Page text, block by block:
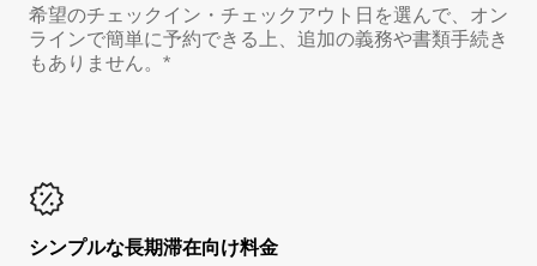
希望のチェックイン・チェックアウト日を選んで、オン
ラインで簡単に予約できる上、追加の義務や書類手続き
もありません。*
シンプルな長期滞在向け料金